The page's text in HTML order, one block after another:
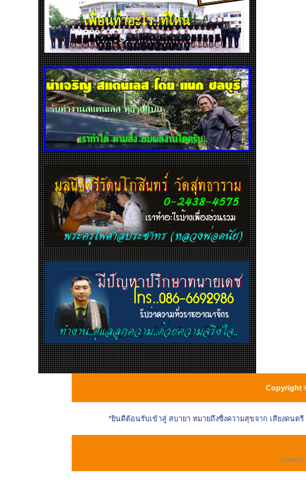
Copyright
*ยินดีต้อนรับเข้าสู่ สบายา หมายถึงซื่งความสุขจาก เสียงดน